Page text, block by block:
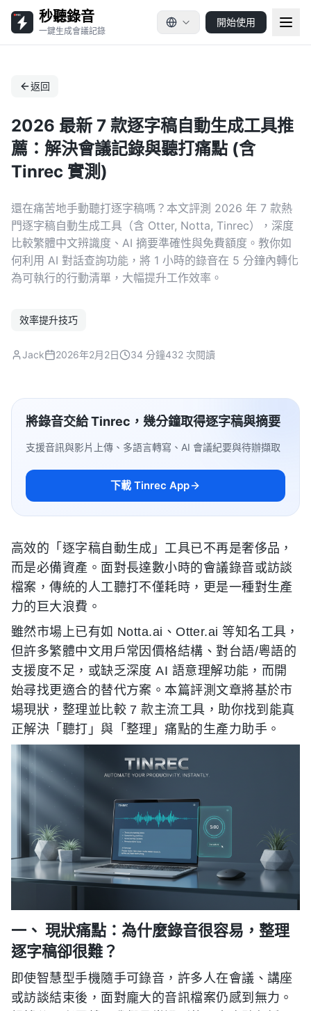
秒聽錄音
一鍵生成會議記錄
開始使用
返回
2026 最新 7 款逐字稿自動生成工具推
薦：解決會議記錄與聽打痛點 (含
Tinrec 實測)
還在痛苦地手動聽打逐字稿嗎？本文評測 2026 年 7 款熱
門逐字稿自動生成工具（含 Otter, Notta, Tinrec），深度
比較繁體中文辨識度、AI 摘要準確性與免費額度。教你如
何利用 AI 對話查詢功能，將 1 小時的錄音在 5 分鐘內轉化
為可執行的行動清單，大幅提升工作效率。
效率提升技巧
Jack 2026年2月2日 34 分鐘432 次閱讀
將錄音交給 Tinrec，幾分鐘取得逐字稿與摘要
支援音訊與影片上傳、多語言轉寫、AI 會議紀要與待辦擷取
下載 Tinrec App
高效的「逐字稿自動生成」工具已不再是奢侈品，
而是必備資產。面對長達數小時的會議錄音或訪談
檔案，傳統的人工聽打不僅耗時，更是一種對生產
力的巨大浪費。
雖然市場上已有如 Notta.ai、Otter.ai 等知名工具，
但許多繁體中文用戶常因價格結構、對台語/粵語的
支援度不足，或缺乏深度 AI 語意理解功能，而開
始尋找更適合的替代方案。本篇評測文章將基於市
場現狀，整理並比較 7 款主流工具，助你找到能真
正解決「聽打」與「整理」痛點的生產力助手。
一、 現狀痛點：為什麼錄音很容易，整理
逐字稿卻很難？
即使智慧型手機隨手可錄音，許多人在會議、講座
或訪談結束後，面對龐大的音訊檔案仍感到無力。